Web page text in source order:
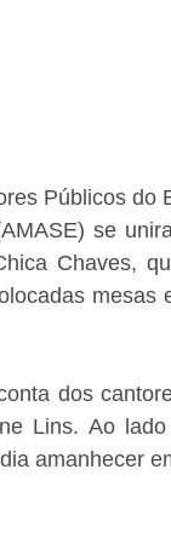
Públicos
se
Chaves,
dos
Lins. Ao
amanhecer